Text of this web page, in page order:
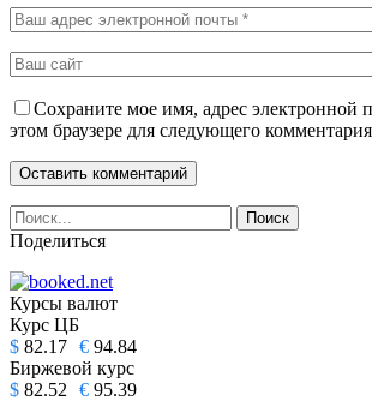
Сохраните мое имя, адрес электронной
этом браузере для следующего
Поделиться
Курсы валют
Курс ЦБ
$ 82.17 € 94.84
Биржевой курс
$ 82.52 € 95.39